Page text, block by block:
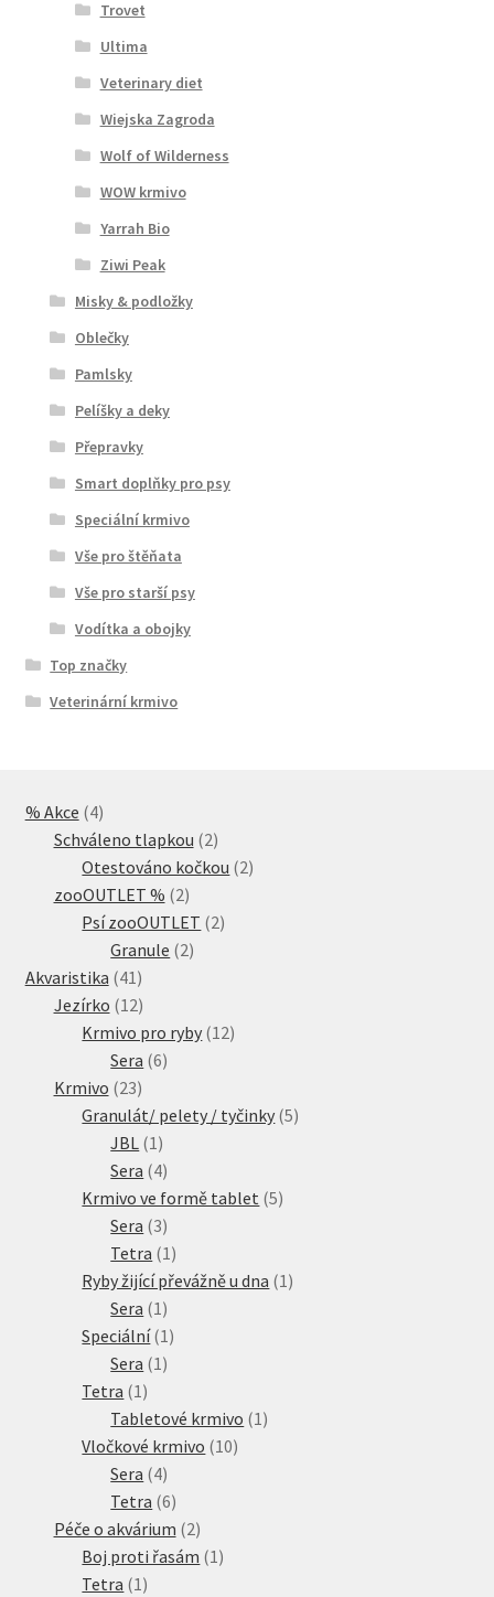
Trovet
Ultima
Veterinary diet
Wiejska Zagroda
Wolf of Wilderness
WOW krmivo
Yarrah Bio
Ziwi Peak
Misky & podložky
Oblečky
Pamlsky
Pelíšky a deky
Přepravky
Smart doplňky pro psy
Speciální krmivo
Vše pro štěňata
Vše pro starší psy
Vodítka a obojky
Top značky
Veterinární krmivo
% Akce 44
produkty
Schváleno tlapkou 22
produkty
Otestováno kočkou 22
zooOUTLET % 22
produkty
Psí zooOUTLET 22
Granule 22
Akvaristika 41 41
produktů
Jezírko 1212
produktů
Krmivo pro ryby 1212
Sera 66
Krmivo 2323
produktů
Granulát/ pelety / tyčinky 55
JBL 1 1
produkt
Sera 44
produkty
Krmivo ve formě tablet 55
Sera 33
produkty
Tetra 1 1
produkt
Ryby žijící převážně u dna 1 1
Sera 1 1
produkt
Speciální 1 1
Sera 1 1
Tetra 1 1
produkt
Tabletové krmivo 1 1
Vločkové krmivo 1010
Sera 44
produkty
Tetra 66
produktů
Péče o akvárium 22
produkty
Boj proti řasám 1 1
Tetra 1 1